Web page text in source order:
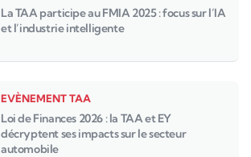
La TAA participe au FMIA 2025 : focus sur l’IA
et l’industrie intelligente
EVÈNEMENT TAA
Loi de Finances 2026 : la TAA et EY
décryptent ses impacts sur le secteur
automobile